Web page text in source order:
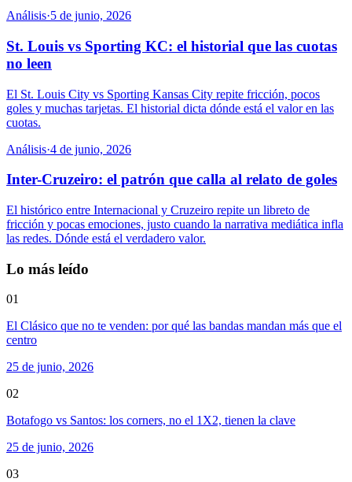
Análisis·5 de junio, 2026
St. Louis vs Sporting KC: el historial que las cuotas
no leen
El St. Louis City vs Sporting Kansas City repite fricción, pocos
goles y muchas tarjetas. El historial dicta dónde está el valor en las
cuotas.
Análisis·4 de junio, 2026
Inter-Cruzeiro: el patrón que calla al relato de goles
El histórico entre Internacional y Cruzeiro repite un libreto de
fricción y pocas emociones, justo cuando la narrativa mediática infla
las redes. Dónde está el verdadero valor.
Lo más leído
01
El Clásico que no te venden: por qué las bandas mandan más que el
centro
25 de junio, 2026
02
Botafogo vs Santos: los corners, no el 1X2, tienen la clave
25 de junio, 2026
03